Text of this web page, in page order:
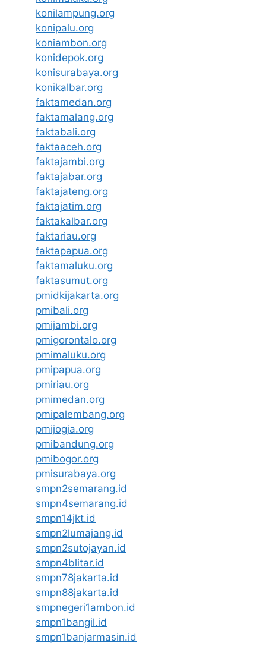
konilampung.org
konipalu.org
koniambon.org
konidepok.org
konisurabaya.org
konikalbar.org
faktamedan.org
faktamalang.org
faktabali.org
faktaaceh.org
faktajambi.org
faktajabar.org
faktajateng.org
faktajatim.org
faktakalbar.org
faktariau.org
faktapapua.org
faktamaluku.org
faktasumut.org
pmidkijakarta.org
pmibali.org
pmijambi.org
pmigorontalo.org
pmimaluku.org
pmipapua.org
pmiriau.org
pmimedan.org
pmipalembang.org
pmijogja.org
pmibandung.org
pmibogor.org
pmisurabaya.org
smpn2semarang.id
smpn4semarang.id
smpn14jkt.id
smpn2lumajang.id
smpn2sutojayan.id
smpn4blitar.id
smpn78jakarta.id
smpn88jakarta.id
smpnegeri1ambon.id
smpn1bangil.id
smpn1banjarmasin.id